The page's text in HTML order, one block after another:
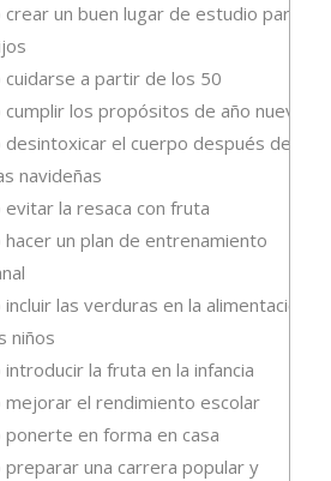
crear un buen lugar de estudio para
cuidarse a partir de los 50
cumplir los propósitos de año nuevo
desintoxicar el cuerpo después de las
navideñas
evitar la resaca con fruta
hacer un plan de entrenamiento
incluir las verduras en la alimentación
niños
introducir la fruta en la infancia
mejorar el rendimiento escolar
ponerte en forma en casa
preparar una carrera popular y